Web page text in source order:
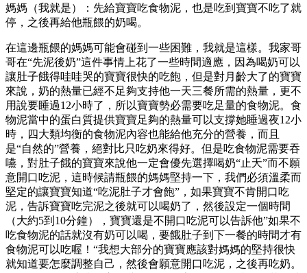
媽媽（我就是）：先給寶寶吃食物泥，也是吃到寶寶不吃了就
停，之後再給他瓶餵的奶喝。
在這邊瓶餵的媽媽可能會碰到一些困難，我就是這樣。我家哥
哥在“先泥後奶”這件事情上花了一些時間適應，因為喝奶可以
讓肚子餓得哇哇哭的寶寶很快的吃飽，但是對月齡大了的寶寶
來說，奶的熱量已經不足夠支持他一天三餐所需的熱量，更不
用說要睡過12小時了，所以寶寶勢必需要吃足量的食物泥。食
物泥當中的蛋白質提供寶寶足夠的熱量可以支撐她睡過夜12小
時，四大類均衡的食物泥內容也能給他充分的營養，而且
是“自然的”營養，絕對比只吃奶來得好。但是吃食物泥需要吞
嚥，對肚子餓的寶寶來說他一定會優先選擇喝奶“止夭”而不願
意開口吃泥，這時候請瓶餵的媽媽堅持一下，我們必須溫柔而
堅定的讓寶寶知道“吃泥肚子才會飽”，如果寶寶不肯開口吃
泥，告訴寶寶吃完泥之後就可以喝奶了，然後設定一個時間
（大約5到10分鐘），寶寶還是不開口吃泥可以告訴他”如果不
吃食物泥的話就沒有奶可以喝，要餓肚子到下一餐的時間才有
食物泥可以吃喔！“我想大部分的寶寶應該對媽媽的堅持很快
就知道要怎麼調整自己，然後會願意開口吃泥，之後再吃奶。